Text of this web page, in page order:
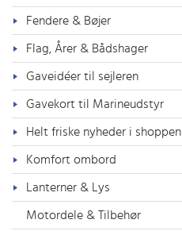
Fendere & Bøjer
Flag, Årer & Bådshager
Gaveidéer til sejleren
Gavekort til Marineudstyr
Helt friske nyheder i shoppen
Komfort ombord
Lanterner & Lys
Motordele & Tilbehør